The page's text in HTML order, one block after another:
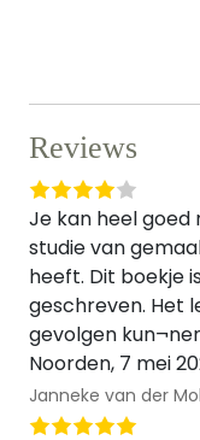
Reviews
Je kan heel
studie van
heeft. Dit boekje
geschreven. Het
gevolgen
Noorden, 7 mei
Janneke van der